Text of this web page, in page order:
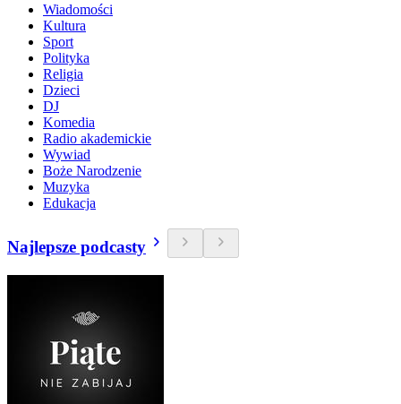
Wiadomości
Kultura
Sport
Polityka
Religia
Dzieci
DJ
Komedia
Radio akademickie
Wywiad
Boże Narodzenie
Muzyka
Edukacja
Najlepsze podcasty